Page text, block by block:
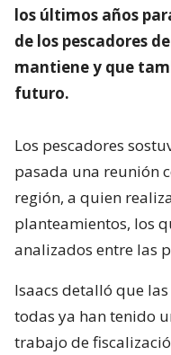
los últimos años
de los pescadores
mantiene y que
futuro.
Los pescadores
pasada una reunión
región, a quien
planteamientos, los
analizados entre las
Isaacs detalló que
todas ya han tenido
trabajo de